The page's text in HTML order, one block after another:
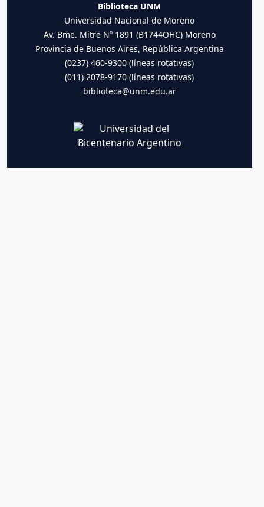
Biblioteca UNM
Universidad Nacional de Moreno
Av. Bme. Mitre Nº 1891 (B1744OHC) Moreno
Provincia de Buenos Aires, República Argentina
(0237) 460-9300 (líneas rotativas)
(011) 2078-9170 (líneas rotativas)
biblioteca@unm.edu.ar